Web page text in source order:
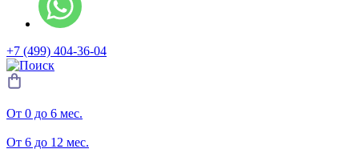
+7 (499) 404-36-04
От 0 до 6 мес.
От 6 до 12 мес.